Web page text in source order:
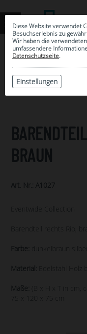
Diese Website verwendet
Besuchserlebnis zu
Wir haben die
umfassendere
Datenschutzseite.
Einstellungen
ARCHIV
BRAUN
Art. Nr.: A1027
Eventwide Collection
Barendteil rechts Rio,
Farbe: dunkelbraun silber
Material: Edelstahl Holz
Maße:
(B x H x T in cm,
75 x 120 x 75 cm